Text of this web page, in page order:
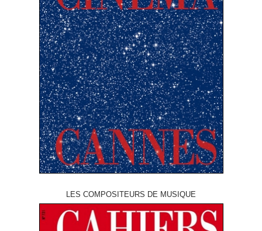
LES COMPOSITEURS DE MUSIQUE